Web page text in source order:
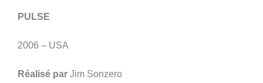
PULSE
2006 – USA
Réalisé par Jim Sonzero